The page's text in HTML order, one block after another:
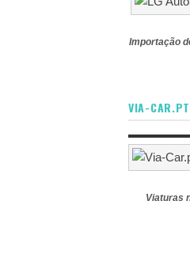
Importação
VIA-CAR.PT
Viaturas